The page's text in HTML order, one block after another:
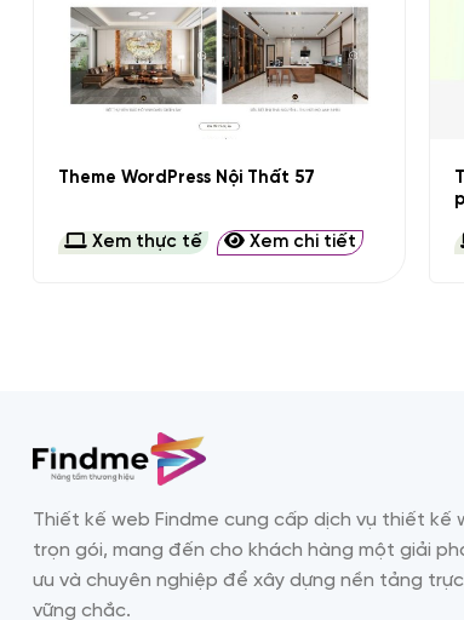
Theme WordPress Nội Thất 57
Xem thực tế Xem chi tiết
Thiết kế web Findme cung cấp dịch vụ thiết kế
trọn gói, mang đến cho khách hàng một giải
ưu và chuyên nghiệp để xây dựng nền tảng
vững chắc.